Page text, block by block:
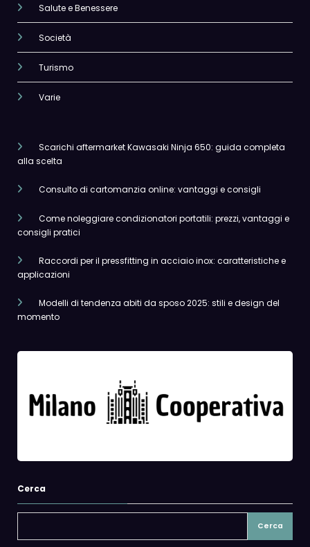
Salute e Benessere
Società
Turismo
Varie
Scarichi aftermarket Kawasaki Ninja 650: guida completa
alla scelta
Consulto di cartomanzia online: vantaggi e consigli
Come noleggiare condizionatori portatili: prezzi, vantaggi e
consigli pratici
Raccordi per il pressfitting in acciaio inox: caratteristiche e
applicazioni
Modelli di tendenza abiti da sposo 2025: stili e design del
momento
Cerca
Cerca